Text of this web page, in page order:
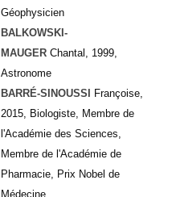
Géophysicien
BALKOWSKI-
MAUGER Chantal, 1999,
Astronome
BARRÉ-SINOUSSI
Françoise,
2015, Biologiste, Membre de
l'Académie des Sciences,
Membre de l'Académie de
Pharmacie, Prix Nobel de
Médecine